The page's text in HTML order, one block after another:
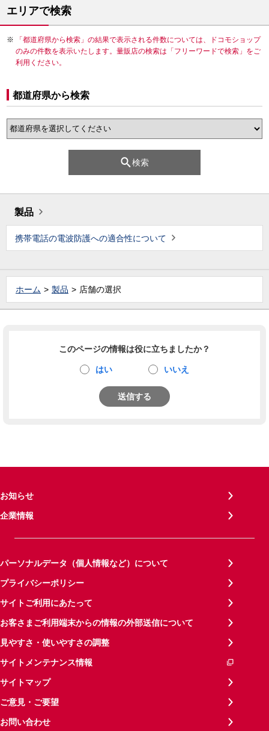
エリアで検索
「都道府県から検索」の結果で表示される件数については、ドコモショップ
のみの件数を表示いたします。量販店の検索は「フリーワードで検索」をご
利用ください。
都道府県から検索
検索
製品
携帯電話の電波防護への適合性について
ホーム 製品 店舗の選択
このページの情報は役に立ちましたか？
はい いいえ
送信する
お知らせ
企業情報
パーソナルデータ（個人情報など）について
プライバシーポリシー
サイトご利用にあたって
お客さまご利用端末からの情報の外部送信について
見やすさ・使いやすさの調整
サイトメンテナンス情報
サイトマップ
ご意見・ご要望
お問い合わせ